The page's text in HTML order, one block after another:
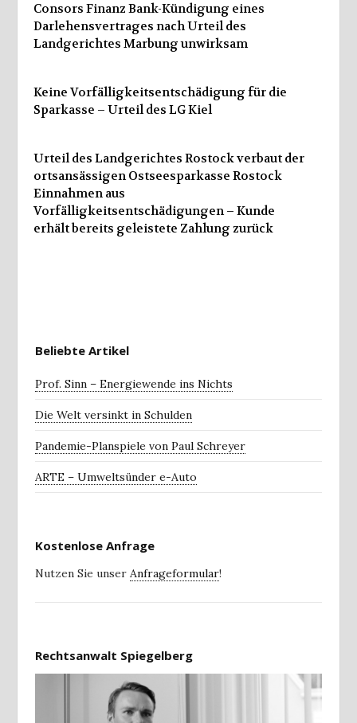
Consors Finanz Bank-Kündigung eines
Darlehensvertrages nach Urteil des
Landgerichtes Marbung unwirksam
Keine Vorfälligkeitsentschädigung für die
Sparkasse – Urteil des LG Kiel
Urteil des Landgerichtes Rostock verbaut der
ortsansässigen Ostseesparkasse Rostock
Einnahmen aus
Vorfälligkeitsentschädigungen – Kunde
erhält bereits geleistete Zahlung zurück
Beliebte Artikel
Prof. Sinn – Energiewende ins Nichts
Die Welt versinkt in Schulden
Pandemie-Planspiele von Paul Schreyer
ARTE – Umweltsünder e-Auto
Kostenlose Anfrage
Nutzen Sie unser Anfrageformular!
Rechtsanwalt Spiegelberg